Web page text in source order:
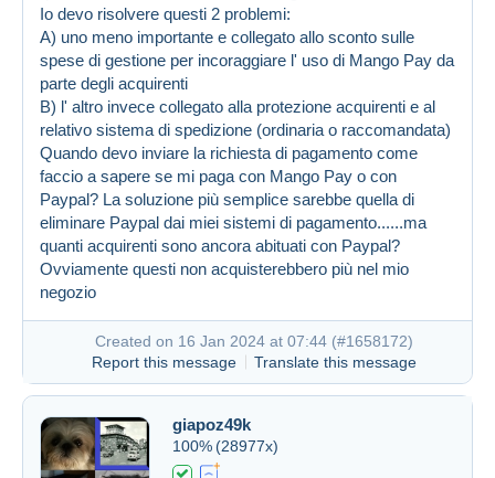
Created on 16 Jan 2024 at 05:46 #1657892
Io devo risolvere questi 2 problemi:
A) uno meno importante e collegato allo sconto sulle
spese di gestione per incoraggiare l' uso di Mango Pay da
parte degli acquirenti
B) l' altro invece collegato alla protezione acquirenti e al
relativo sistema di spedizione (ordinaria o raccomandata)
Quando devo inviare la richiesta di pagamento come
faccio a sapere se mi paga con Mango Pay o con
Paypal? La soluzione più semplice sarebbe quella di
eliminare Paypal dai miei sistemi di pagamento......ma
quanti acquirenti sono ancora abituati con Paypal?
Ovviamente questi non acquisterebbero più nel mio
negozio
Created on 16 Jan 2024 at 07:44 (#1658172)
Report this message
Translate this message
giapoz49k
100% (28977x)